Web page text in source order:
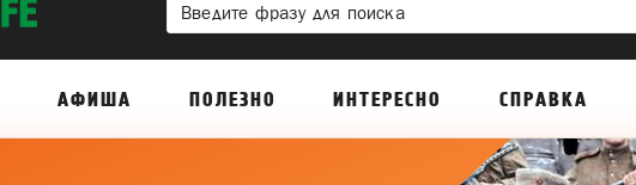
АФИША ПОЛЕЗНО ИНТЕРЕСНО СПРАВКА